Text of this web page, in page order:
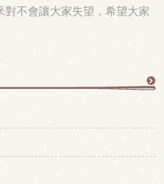
不會讓大家失望，希望大家